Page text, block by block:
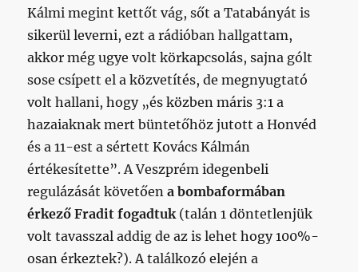
Kálmi megint kettőt vág, sőt a Tatabányát is
sikerül leverni, ezt a rádióban hallgattam,
akkor még ugye volt körkapcsolás, sajna gólt
sose csípett el a közvetítés, de megnyugtató
volt hallani, hogy „és közben máris 3:1 a
hazaiaknak mert büntetőhöz jutott a Honvéd
és a 11-est a sértett Kovács Kálmán
értékesítette”. A Veszprém idegenbeli
regulázását követőena bombaformában
érkező Fradit fogadtuk(talán 1 döntetlenjük
volt tavasszal addig de az is lehet hogy 100%-
osan érkeztek?). A találkozó elején a